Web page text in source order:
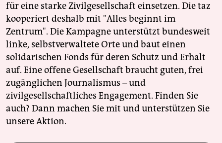
für eine starke Zivilgesellschaft einsetzen. Die taz
kooperiert deshalb mit "Alles beginnt im
Zentrum". Die Kampagne unterstützt bundesweit
linke, selbstverwaltete Orte und baut einen
solidarischen Fonds für deren Schutz und Erhalt
auf. Eine offene Gesellschaft braucht guten, frei
zugänglichen Journalismus – und
zivilgesellschaftliches Engagement. Finden Sie
auch? Dann machen Sie mit und unterstützen Sie
unsere Aktion.